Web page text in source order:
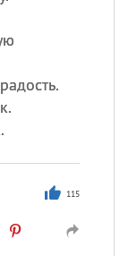
115